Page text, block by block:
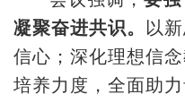
凝聚奋进共识。
以
信心；深化理想信
培养力度，全面助